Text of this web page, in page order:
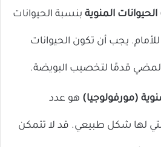
المنوية بنسبة الحيوانات
للأمام. يجب أن تكون الحيوانات
المضي قدمًا لتخصيب البويضة.
(مورفولوجيا) هو عدد
التي لها شكل طبيعي. قد لا تتمكن